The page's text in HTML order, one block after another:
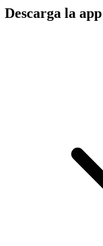
Descarga la